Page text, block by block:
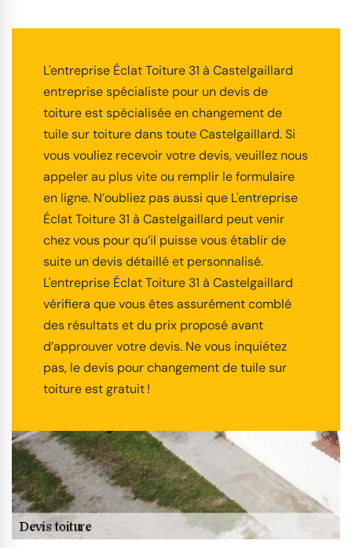
L'entreprise Éclat Toiture 31 à Castelgaillard
entreprise spécialiste pour un devis de
toiture est spécialisée en changement de
tuile sur toiture dans toute Castelgaillard. Si
vous vouliez recevoir votre devis, veuillez nous
appeler au plus vite ou remplir le formulaire
en ligne. N’oubliez pas aussi que L'entreprise
Éclat Toiture 31 à Castelgaillard peut venir
chez vous pour qu’il puisse vous établir de
suite un devis détaillé et personnalisé.
L'entreprise Éclat Toiture 31 à Castelgaillard
vérifiera que vous êtes assurément comblé
des résultats et du prix proposé avant
d’approuver votre devis. Ne vous inquiétez
pas, le devis pour changement de tuile sur
toiture est gratuit !